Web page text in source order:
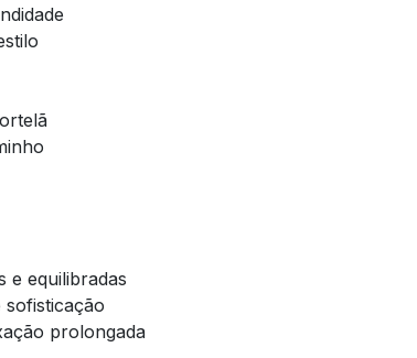
e equilibradas
prolongada